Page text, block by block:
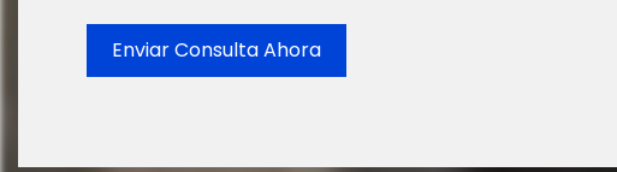
Enviar Consulta Ahora